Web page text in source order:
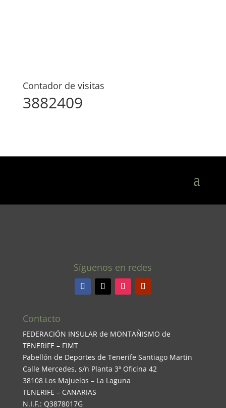
Contador de visitas
3882409
Síguenos en redes
Contacto
FEDERACIÓN INSULAR de MONTAÑISMO de
TENERIFE – FIMT
Pabellón de Deportes de Tenerife Santiago Martin
Calle Mercedes, s/n Planta 3ª Oficina 42
38108 Los Majuelos – La Laguna
TENERIFE – CANARIAS
N.I.F.: Q3878017G